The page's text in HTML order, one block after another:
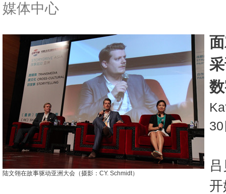
媒体中心
陆文翎在故事驱动亚洲大会（摄影：CY. Schmidt）